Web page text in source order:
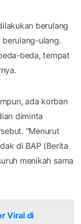
berulang
ulang.
beda, tempat
ada korban
diminta
"Menurut
di BAP (Berita
menikah sama
Viral di